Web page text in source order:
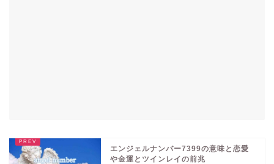
エンジェルナンバー7399の意味と恋愛
や金運とツインレイの前兆